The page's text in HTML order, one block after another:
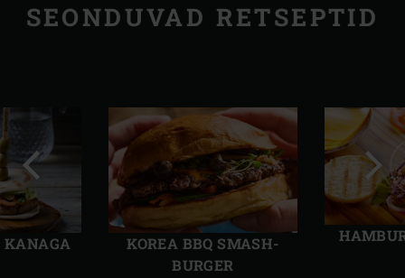
SEONDUVAD RETSEPTID
KANAGA
KOREA BBQ SMASH-
BURGER
Eelmine
slaid
slaid